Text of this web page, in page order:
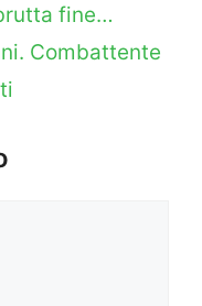
fine…
Combattente